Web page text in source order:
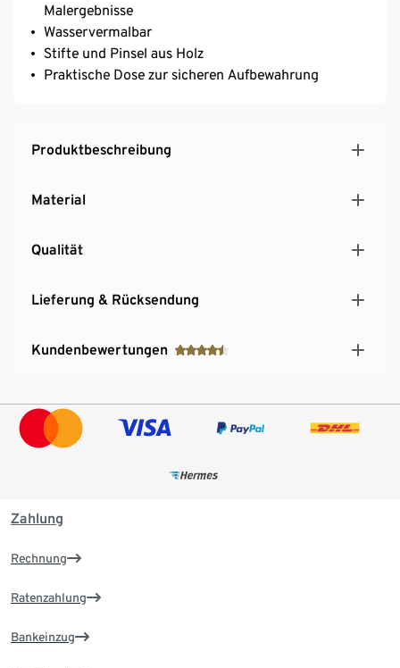
Malergebnisse
Wasservermalbar
Stifte und Pinsel aus Holz
Praktische Dose zur sicheren Aufbewahrung
Produktbeschreibung
Material
Qualität
Lieferung & Rücksendung
Kundenbewertungen
Zahlung
Rechnung
Ratenzahlung
Bankeinzug